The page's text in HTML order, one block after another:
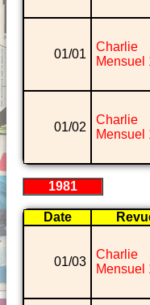
01/01
Charlie
Mensuel
01/02
Charlie
Mensuel
1981
Date
01/03
Charlie
Mensuel